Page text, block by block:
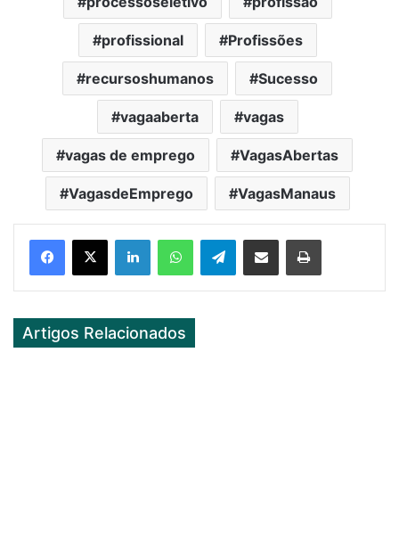
profissional Profissões
recursoshumanos Sucesso
vagaaberta vagas
vagas de emprego VagasAbertas
VagasdeEmprego VagasManaus
Telegram
Artigos Relacionados